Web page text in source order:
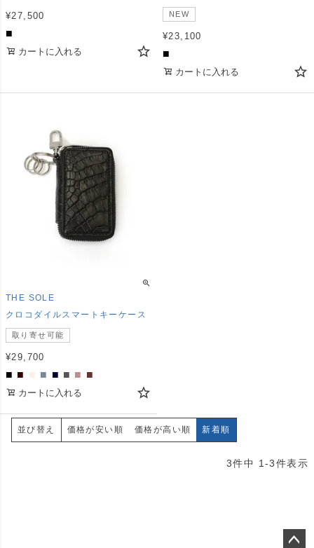
¥27,500
■
カートに入れる
NEW
¥23,100
■
カートに入れる
THE SOLE
クロコダイルスマートキーケース
取り寄せ可能
¥29,700
■ ■ ■ ■ ■ ■ ■ ■
カートに入れる
並び替え 価格が安い順 価格が高い順 新着順
3件中 1 -3件表示